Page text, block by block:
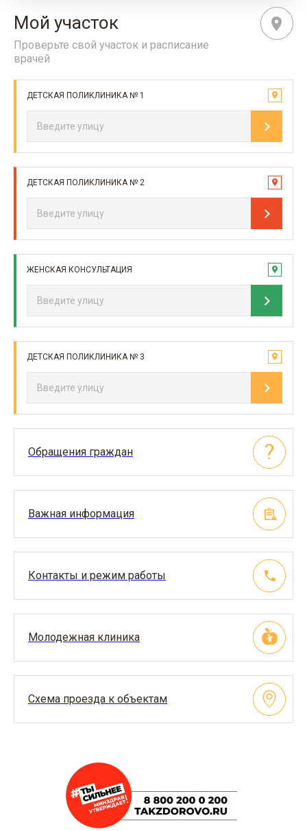
Мой участок
Проверьте свой участок и расписание
врачей
ДЕТСКАЯ ПОЛИКЛИНИКА № 1
ДЕТСКАЯ ПОЛИКЛИНИКА № 2
ЖЕНСКАЯ КОНСУЛЬТАЦИЯ
ДЕТСКАЯ ПОЛИКЛИНИКА № 3
Обращения граждан
Важная информация
Контакты и режим работы
Молодежная клиника
Схема проезда к объектам